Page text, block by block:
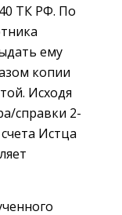
ТК РФ. По
ему
копии
Исходя
справки 2-
Истца